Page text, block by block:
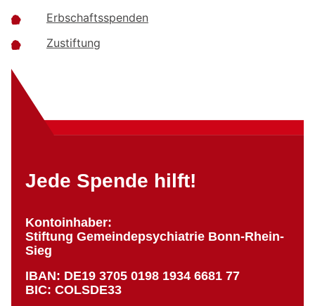
Erbschaftsspenden
Zustiftung
Jede Spende hilft!
Kontoinhaber:
Stiftung Gemeindepsychiatrie Bonn-Rhein-
Sieg
IBAN: DE19 3705 0198 1934 6681 77
BIC: COLSDE33